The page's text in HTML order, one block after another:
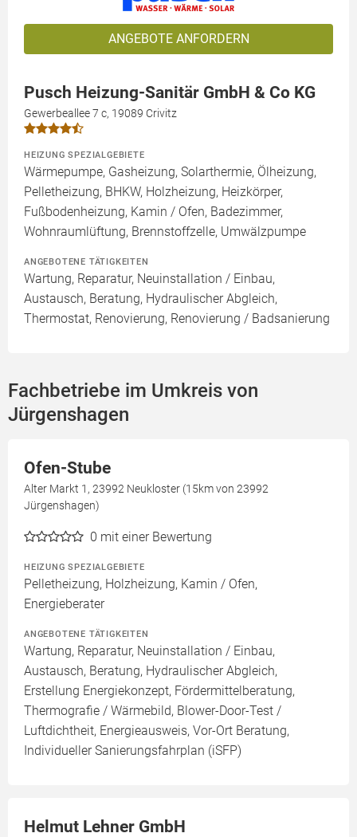
ANGEBOTE ANFORDERN
Pusch Heizung-Sanitär GmbH & Co KG
Gewerbeallee 7 c, 19089 Crivitz
HEIZUNG SPEZIALGEBIETE
Wärmepumpe, Gasheizung, Solarthermie, Ölheizung,
Pelletheizung, BHKW, Holzheizung, Heizkörper,
Fußbodenheizung, Kamin / Ofen, Badezimmer,
Wohnraumlüftung, Brennstoffzelle, Umwälzpumpe
ANGEBOTENE TÄTIGKEITEN
Wartung, Reparatur, Neuinstallation / Einbau,
Austausch, Beratung, Hydraulischer Abgleich,
Thermostat, Renovierung, Renovierung / Badsanierung
Fachbetriebe im Umkreis von
Jürgenshagen
Ofen-Stube
Alter Markt 1, 23992 Neukloster (15km von 23992
Jürgenshagen)
0 mit einer Bewertung
HEIZUNG SPEZIALGEBIETE
Pelletheizung, Holzheizung, Kamin / Ofen,
Energieberater
ANGEBOTENE TÄTIGKEITEN
Wartung, Reparatur, Neuinstallation / Einbau,
Austausch, Beratung, Hydraulischer Abgleich,
Erstellung Energiekonzept, Fördermittelberatung,
Thermografie / Wärmebild, Blower-Door-Test /
Luftdichtheit, Energieausweis, Vor-Ort Beratung,
Individueller Sanierungsfahrplan (iSFP)
Helmut Lehner GmbH